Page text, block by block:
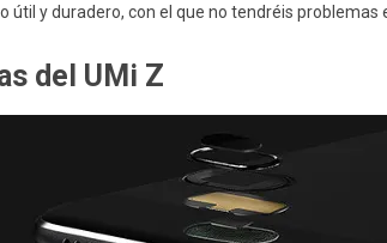
útil y duradero, con el que no tendréis problemas
del UMi Z